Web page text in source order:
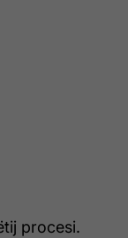
procesi.